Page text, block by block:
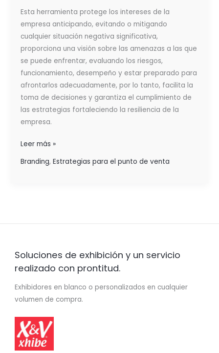
Esta herramienta protege los intereses de la
empresa anticipando, evitando o mitigando
cualquier situación negativa significativa,
proporciona una visión sobre las amenazas a las que
se puede enfrentar, evaluando los riesgos,
funcionamiento, desempeño y estar preparado para
afrontarlos adecuadamente, por lo tanto, facilita la
toma de decisiones y garantiza el cumplimiento de
las estrategias fortaleciendo la resiliencia de la
empresa.
Leer más »
Branding, Estrategias para el punto de venta
Soluciones de exhibición y un servicio
realizado con prontitud.
Exhibidores en blanco o personalizados en cualquier
volumen de compra.